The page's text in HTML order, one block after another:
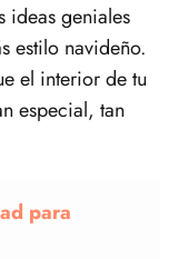
ideas geniales
estilo navideño.
el interior de tu
especial, tan
para